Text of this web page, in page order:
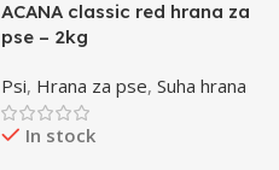
ACANA classic red hrana za
pse – 2kg
Psi, Hrana za pse, Suha hrana
In stock